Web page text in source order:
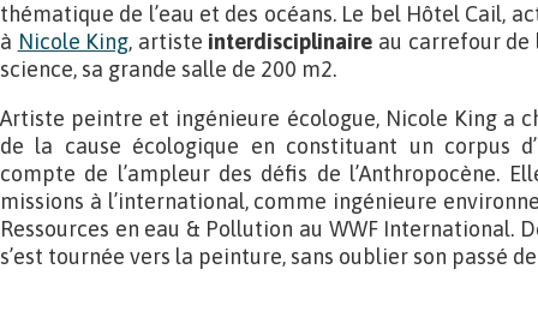
thématique de l’eau et des océans. Le bel Hôtel Cail,
à Nicole King, artiste interdisciplinaire au carrefour de
science, sa grande salle de 200 m2.
Artiste peintre et ingénieure écologue, Nicole King a
de la cause écologique en constituant un corpus
compte de l’ampleur des défis de l’Anthropocène.
missions à l’international, comme ingénieure
Ressources en eau & Pollution au WWF International.
s’est tournée vers la peinture, sans oublier son passé